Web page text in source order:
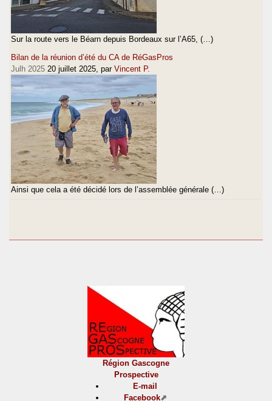
Sur la route vers le Béarn depuis Bordeaux sur l’A65, (…)
Bilan de la réunion d’été du CA de RéGasPros
Julh 2025 20 juillet 2025 , par Vincent P.
Ainsi que cela a été décidé lors de l’assemblée générale (…)
Région Gascogne
Prospective
E-mail
Facebook